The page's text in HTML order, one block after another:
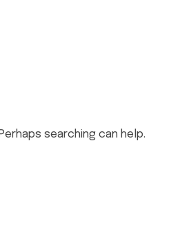
searching can help.